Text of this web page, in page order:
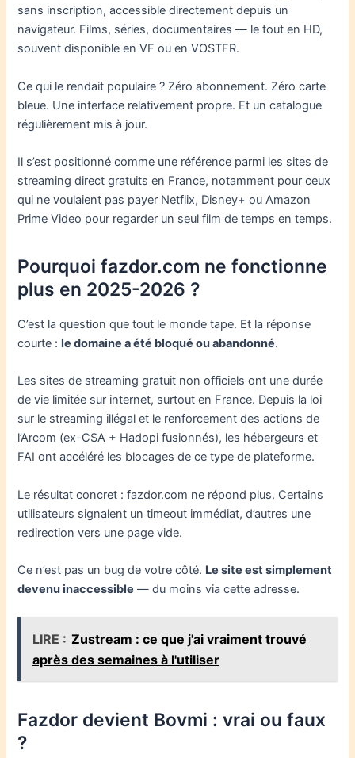
sans inscription, accessible directement depuis un
navigateur. Films, séries, documentaires — le tout en HD,
souvent disponible en VF ou en VOSTFR.
Ce qui le rendait populaire ? Zéro abonnement. Zéro carte
bleue. Une interface relativement propre. Et un catalogue
régulièrement mis à jour.
Il s’est positionné comme une référence parmi les sites de
streaming direct gratuits en France, notamment pour ceux
qui ne voulaient pas payer Netflix, Disney+ ou Amazon
Prime Video pour regarder un seul film de temps en temps.
Pourquoi fazdor.com ne fonctionne
plus en 2025-2026 ?
C’est la question que tout le monde tape. Et la réponse
courte :le domaine a été bloqué ou abandonné.
Les sites de streaming gratuit non officiels ont une durée
de vie limitée sur internet, surtout en France. Depuis la loi
sur le streaming illégal et le renforcement des actions de
l’Arcom (ex-CSA + Hadopi fusionnés), les hébergeurs et
FAI ont accéléré les blocages de ce type de plateforme.
Le résultat concret : fazdor.com ne répond plus. Certains
utilisateurs signalent un timeout immédiat, d’autres une
redirection vers une page vide.
Ce n’est pas un bug de votre côté. Le site est simplement
devenu inaccessible — du moins via cette adresse.
LIRE : Zustream : ce que j'ai vraiment trouvé
après des semaines à l'utiliser
Fazdor devient Bovmi : vrai ou faux
?